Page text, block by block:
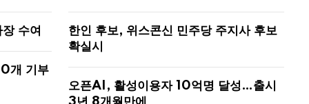
수여
개 기부
한인 후보, 위스콘신 민주당 주지사 후보
확실시
오픈AI, 활성이용자 10억명 달성…출시